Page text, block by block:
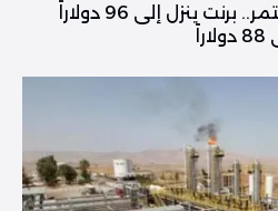
انخفاض أسعار النفط يستمر.. برنت ينزل إلى 96 دولاراً